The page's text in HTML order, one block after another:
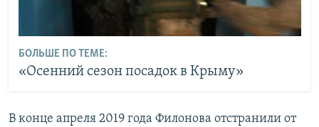
БОЛЬШЕ ПО ТЕМЕ:
«Осенний сезон посадок в Крыму»
В конце апреля 2019 года Филонова отстранили от